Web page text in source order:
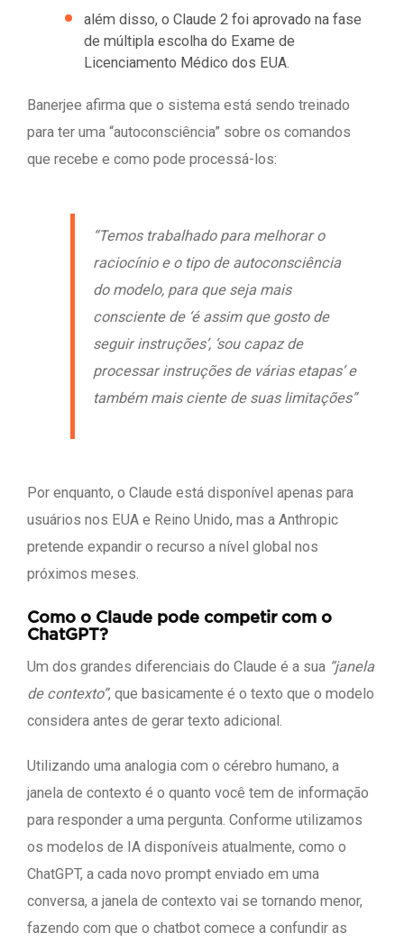
além disso, o Claude 2 foi aprovado na fase
de múltipla escolha do Exame de
Licenciamento Médico dos EUA.
Banerjee afirma que o sistema está sendo treinado
para ter uma “autoconsciência” sobre os comandos
que recebe e como pode processá-los:
“Temos trabalhado para melhorar o
raciocínio e o tipo de autoconsciência
do modelo, para que seja mais
consciente de ‘é assim que gosto de
seguir instruções’, ‘sou capaz de
processar instruções de várias etapas’ e
também mais ciente de suas limitações”
Por enquanto, o Claude está disponível apenas para
usuários nos EUA e Reino Unido, mas a Anthropic
pretende expandir o recurso a nível global nos
próximos meses.
Como o Claude pode competir com o
ChatGPT?
Um dos grandes diferenciais do Claude é a sua “janela
de contexto”, que basicamente é o texto que o modelo
considera antes de gerar texto adicional.
Utilizando uma analogia com o cérebro humano, a
janela de contexto é o quanto você tem de informação
para responder a uma pergunta. Conforme utilizamos
os modelos de IA disponíveis atualmente, como o
ChatGPT, a cada novo prompt enviado em uma
conversa, a janela de contexto vai se tornando menor,
fazendo com que o chatbot comece a confundir as